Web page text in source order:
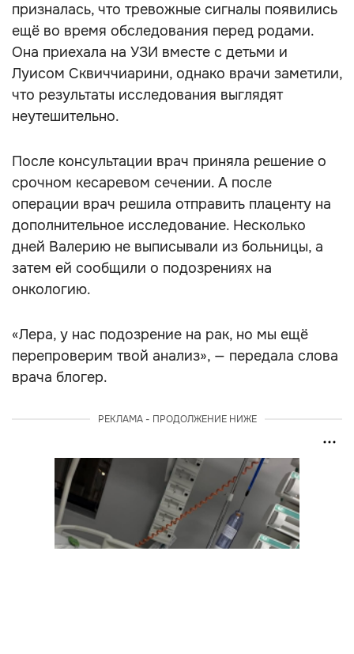
призналась, что тревожные сигналы появились
ещё во время обследования перед родами.
Она приехала на УЗИ вместе с детьми и
Луисом Сквиччиарини, однако врачи заметили,
что результаты исследования выглядят
неутешительно.
После консультации врач приняла решение о
срочном кесаревом сечении. А после
операции врач решила отправить плаценту на
дополнительное исследование. Несколько
дней Валерию не выписывали из больницы, а
затем ей сообщили о подозрениях на
онкологию.
«Лера, у нас подозрение на рак, но мы ещё
перепроверим твой анализ», — передала слова
врача блогер.
РЕКЛАМА - ПРОДОЛЖЕНИЕ НИЖЕ